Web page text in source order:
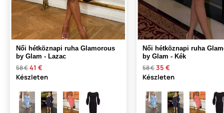
Női hétköznapi ruha Glamorous
by Glam - Lazac
58 €41 €
Készleten
Női hétköznapi ruha
by Glam - Kék
58 €35 €
Készleten